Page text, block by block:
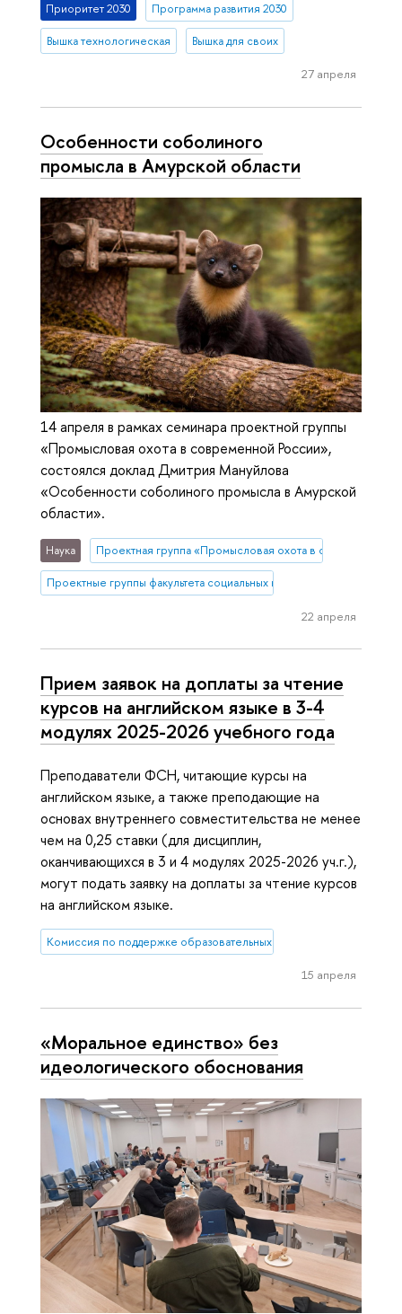
Приоритет 2030 Программа развития 2030
Вышка технологическая Вышка для своих
27 апреля
Особенности соболиного
промысла в Амурской области
14 апреля в рамках семинара проектной группы
«Промысловая охота в современной России»,
состоялся доклад Дмитрия Мануйлова
«Особенности соболиного промысла в Амурской
области».
Наука Проектная группа «Промысловая охота в современной
Проектные группы факультета социальных наук
22 апреля
Прием заявок на доплаты за чтение
курсов на английском языке в 3-4
модулях 2025-2026 учебного года
Преподаватели ФСН, читающие курсы на
английском языке, а также преподающие на
основах внутреннего совместительства не менее
чем на 0,25 ставки (для дисциплин,
оканчивающихся в 3 и 4 модулях 2025-2026 уч.г.),
могут подать заявку на доплаты за чтение курсов
на английском языке.
Комиссия по поддержке образовательных инициатив
15 апреля
«Моральное единство» без
идеологического обоснования